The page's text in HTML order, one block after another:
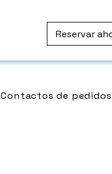
Reservar
Contactos de pedidos